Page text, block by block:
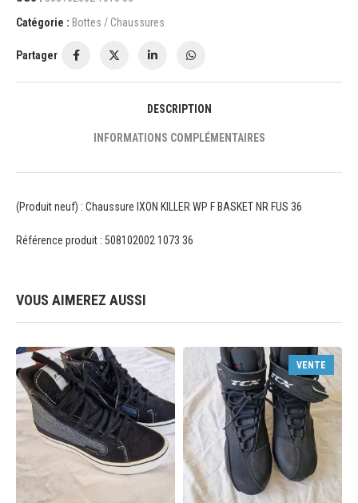
Catégorie : Bottes / Chaussures
Partager
DESCRIPTION
INFORMATIONS COMPLÉMENTAIRES
(Produit neuf) : Chaussure IXON KILLER WP F BASKET NR FUS 36
Référence produit : 508102002 1073 36
VOUS AIMEREZ AUSSI
VENTE